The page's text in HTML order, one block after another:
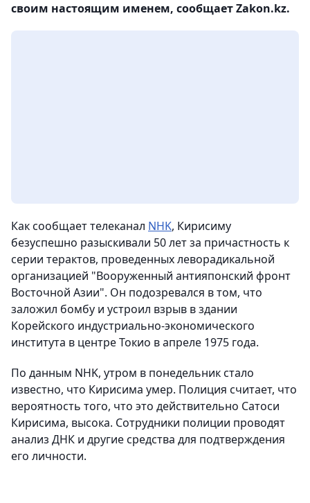
своим настоящим именем, сообщает Zakon.kz.
Как сообщает телеканал NHK, Кирисиму
безуспешно разыскивали 50 лет за причастность к
серии терактов, проведенных леворадикальной
организацией "Вооруженный антияпонский фронт
Восточной Азии". Он подозревался в том, что
заложил бомбу и устроил взрыв в здании
Корейского индустриально-экономического
института в центре Токио в апреле 1975 года.
По данным NHK, утром в понедельник стало
известно, что Кирисима умер. Полиция считает, что
вероятность того, что это действительно Сатоси
Кирисима, высока. Сотрудники полиции проводят
анализ ДНК и другие средства для подтверждения
его личности.